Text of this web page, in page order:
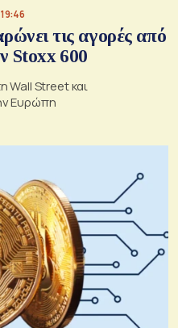
τις αγορές από
Stoxx 600
Wall Street και
Ευρώπη